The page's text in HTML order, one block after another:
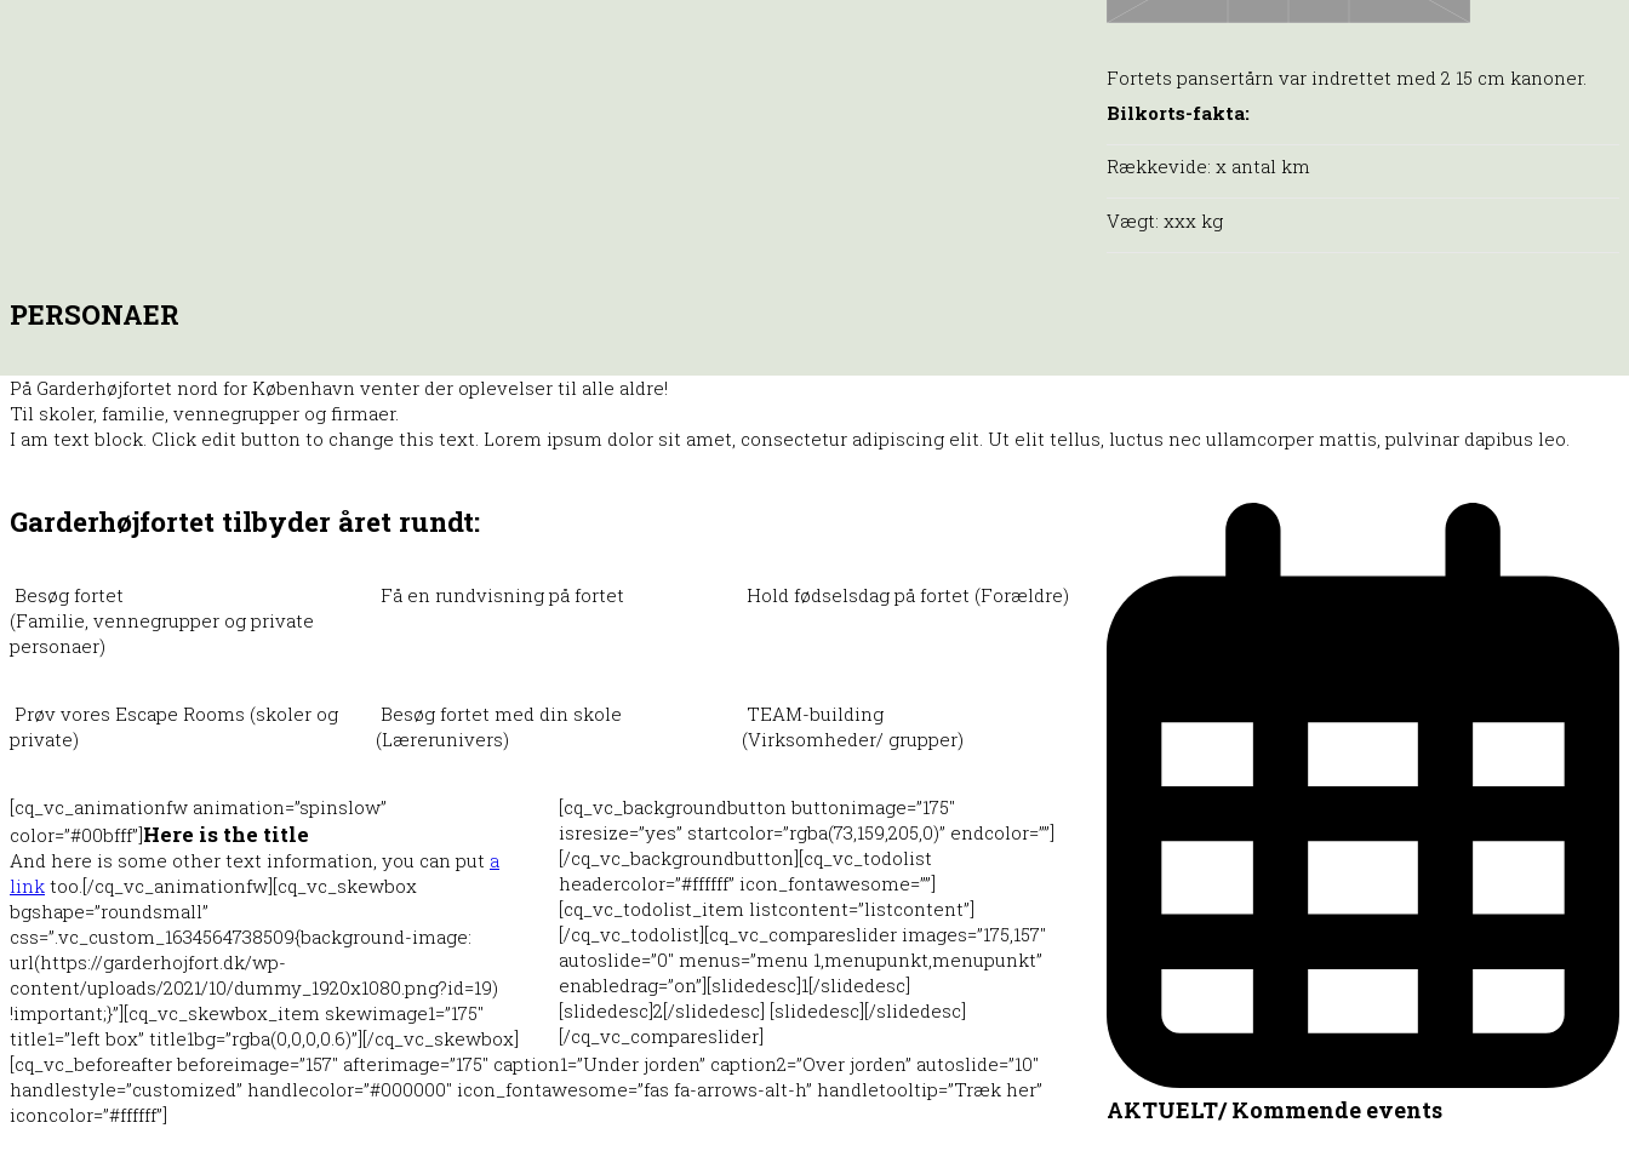
Fortets pansertårn var indrettet med 2 15 cm kanoner.
Bilkorts-fakta:
Rækkevide: x antal km
Vægt: xxx kg
PERSONAER
På Garderhøjfortet nord for København venter der oplevelser til alle aldre!
Til skoler, familie, vennegrupper og firmaer.
I am text block. Click edit button to change this text. Lorem ipsum dolor sit amet, consectetur adipiscing elit. Ut elit tellus, luctus nec ullamcorper mattis, pulvinar dapibus leo.
Garderhøjfortet tilbyder året rundt:
Besøg fortet
(Familie, vennegrupper og private
personaer)
Få en rundvisning på fortet Hold fødselsdag på fortet (Forældre)
Prøv vores Escape Rooms (skoler og
private)
Besøg fortet med din skole
(Lærerunivers)
TEAM-building
(Virksomheder/ grupper)
[cq_vc_animationfw animation=”spinslow”
color=”#00bfff”]Here is the title
And here is some other text information, you can put a
link too.[/cq_vc_animationfw][cq_vc_skewbox
bgshape=”roundsmall”
css=”.vc_custom_1634564738509{background-image:
url(https://garderhojfort.dk/wp-
content/uploads/2021/10/dummy_1920x1080.png?id=19)
!important;}”][cq_vc_skewbox_item skewimage1=”175″
title1=”left box” title1bg=”rgba(0,0,0,0.6)”][/cq_vc_skewbox]
[cq_vc_backgroundbutton buttonimage=”175″
isresize=”yes” startcolor=”rgba(73,159,205,0)” endcolor=””]
[/cq_vc_backgroundbutton][cq_vc_todolist
headercolor=”#ffffff” icon_fontawesome=””]
[cq_vc_todolist_item listcontent=”listcontent”]
[/cq_vc_todolist][cq_vc_compareslider images=”175,157″
autoslide=”0″ menus=”menu 1,menupunkt,menupunkt”
enabledrag=”on”][slidedesc]1[/slidedesc]
[slidedesc]2[/slidedesc] [slidedesc][/slidedesc]
[/cq_vc_compareslider]
[cq_vc_beforeafter beforeimage=”157″ afterimage=”175″ caption1=”Under jorden” caption2=”Over jorden” autoslide=”10″
handlestyle=”customized” handlecolor=”#000000″ icon_fontawesome=”fas fa-arrows-alt-h” handletooltip=”Træk her”
iconcolor=”#ffffff”]
AKTUELT/ Kommende events